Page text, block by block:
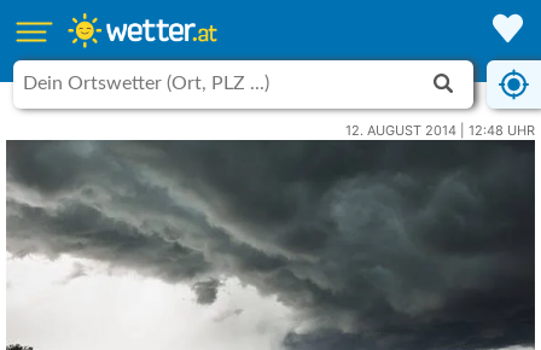
12. AUGUST 2014 | 12:48 UHR